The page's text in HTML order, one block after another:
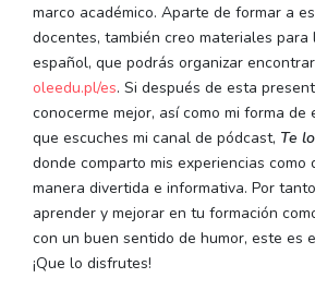
marco académico. Aparte de formar a
docentes, también creo materiales para
español, que podrás organizar
oleedu.pl/es. Si después de esta
conocerme mejor, así como mi forma de
que escuches mi canal de pódcast, Te
donde comparto mis experiencias como
manera divertida e informativa. Por
aprender y mejorar en tu formación
con un buen sentido de humor, este es
¡Que lo disfrutes!